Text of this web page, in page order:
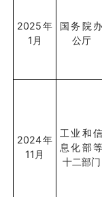
2025年
1 月
国务院办
公厅
2024年
11 月
工业和信
息化部等
十二部门